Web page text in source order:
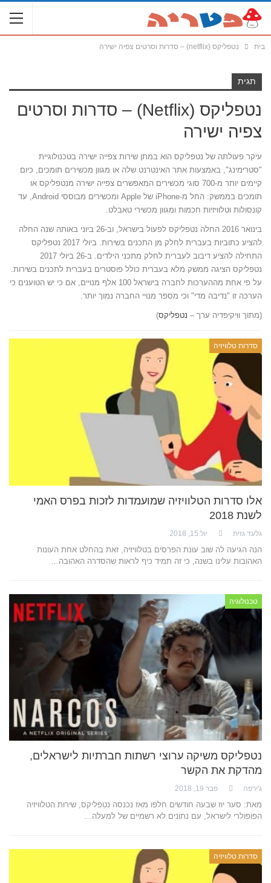
בית נטפליקס (netflix) – סדרות וסרטים צפיה ישירה
תגית
נטפליקס (netflix) – סדרות וסרטים
צפיה ישירה
עיקר פעולתה של נטפליקס הוא במתן שירות צפייה ישירה בטכנולוגיית
"סטרימינג", באמצעות אתר האינטרנט שלה או מגוון מכשירים תומכים, כיום
קיימים יותר מ-700 סוגי מכשירים המאפשרים צפייה ישירה מנטפליקס או
תומכים בממשק: החל מ-iPhone של Apple ומכשירים מבוססי Android, עד
קונסולות וטלוויזיות חכמות ומגוון מכשירי טאבלט.
בינואר 2016 החלה נטפליקס לפעול בישראל, וב-26 ביוני באותה שנה החלה
להציע כתוביות בעברית לחלק מן התכנים בשירות. ביולי 2017 נטפליקס
התחילה להציע דיבוב לעברית לחלק מתכני הילדים. ב-26 ביולי 2017
נטפליקס הציגה ממשק מלא בעברית כולל פוסטרים בעברית לתכנים בשירות.
על פי אחת מההערכות לחברה בישראל 100 אלף מנויים, אם כי יש הטוענים כי
הערכה זו "נדיבה מדי" וכי מספר מנויי החברה נמוך יותר.
(מתוך וויקיפדיה ערך – נטפליקס)
סדרות טלוויזיה
אלו סדרות הטלוויזיה שמועמדות לזכות בפרס האמי
לשנת 2018
גלעד גזית יול 15, 2018
הנה הגיעה לה שוב עונת הפרסים בטלוויזיה, זאת בהחלט אחת העונות
האהובות עלינו בשנה, כי זה תמיד כיף לראות שהסדרה האהובה…
טכנולוגיה
נטפליקס משיקה ערוצי רשתות חברתיות לישראלים,
מהדקת את הקשר
ג'ירפה פבר 19, 2018
מאת: סער יוז שבעה חודשים חלפו מאז נכנסה נטפליקס, שירות הטלוויזיה
הפופולרי לישראל, עם נתונים לא רשמיים של למעלה…
סדרות טלוויזיה